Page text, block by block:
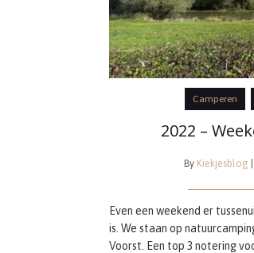
Camperen
2022 –
By Kiekjesblog
Even een weekend er
is. We staan op
Voorst. Een top 3 notering